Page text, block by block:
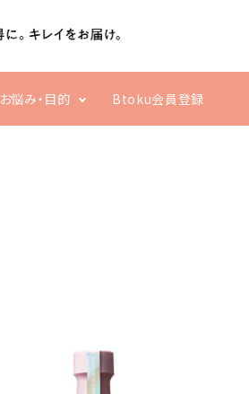
お悩み・目的 Btoku会員登録